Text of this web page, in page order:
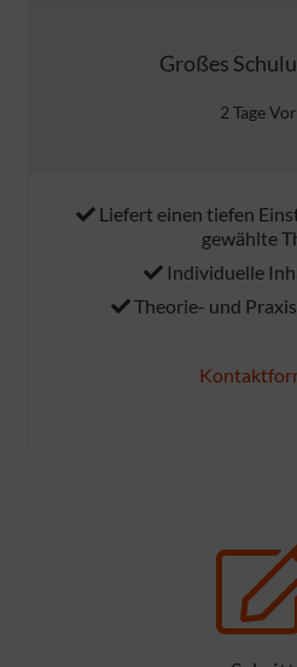
Großes
2 Tage
Liefert einen tiefen
gewählte
Individuelle
Theorie- und